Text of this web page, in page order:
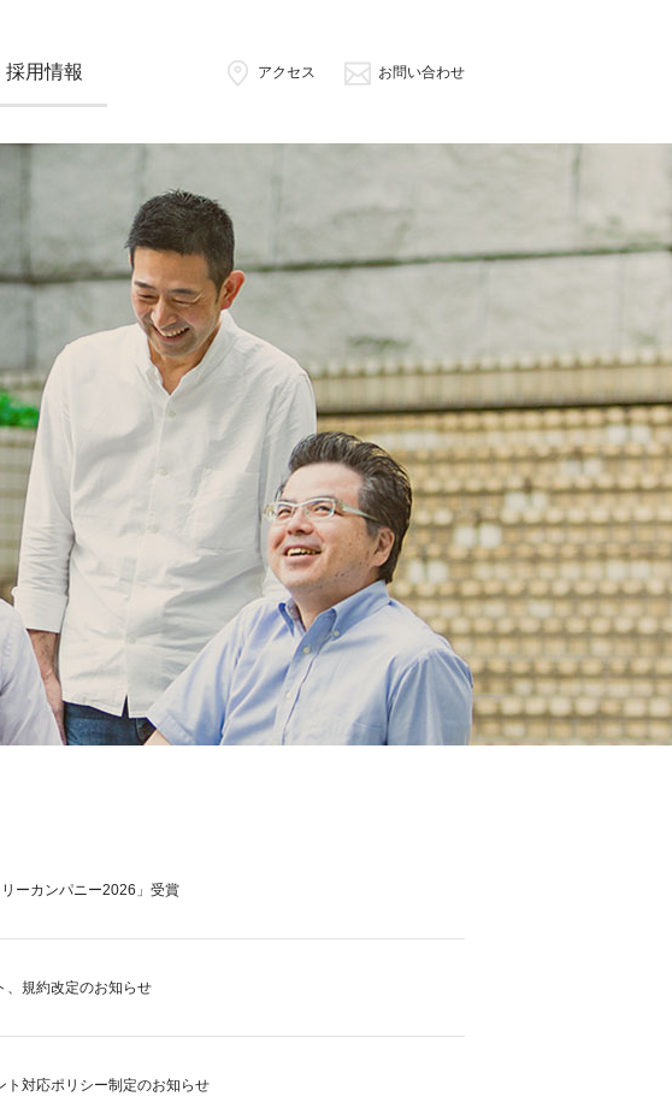
採用情報 アクセス お問い合わせ
ーカンパニー2026」受賞
、規約改定のお知らせ
ト対応ポリシー制定のお知らせ